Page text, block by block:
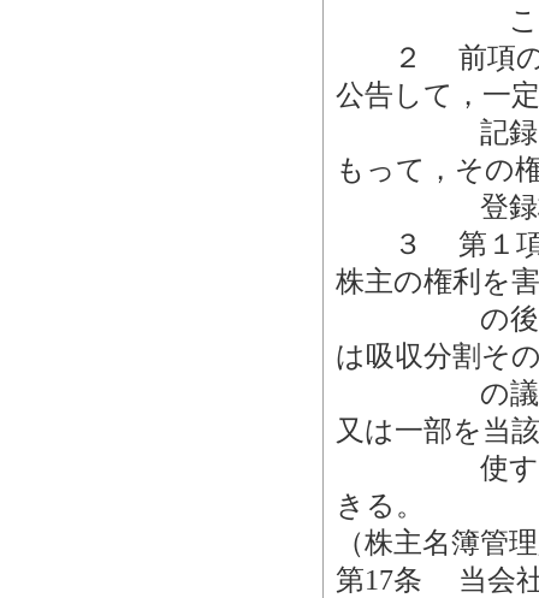
ことがで
２ 前項のほ
公告して，一
記録され
もって，その
登録株式
３ 第１項及
株主の権利を
の後に，募
は吸収分割そ
の議決権
又は一部を当
使するこ
きる。
（株主名簿管
第17条 当会社